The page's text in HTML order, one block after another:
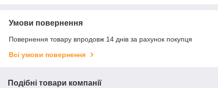
Умови повернення
Повернення товару впродовж 14 днів за рахунок покупця
Всі умови повернення
Подібні товари компанії